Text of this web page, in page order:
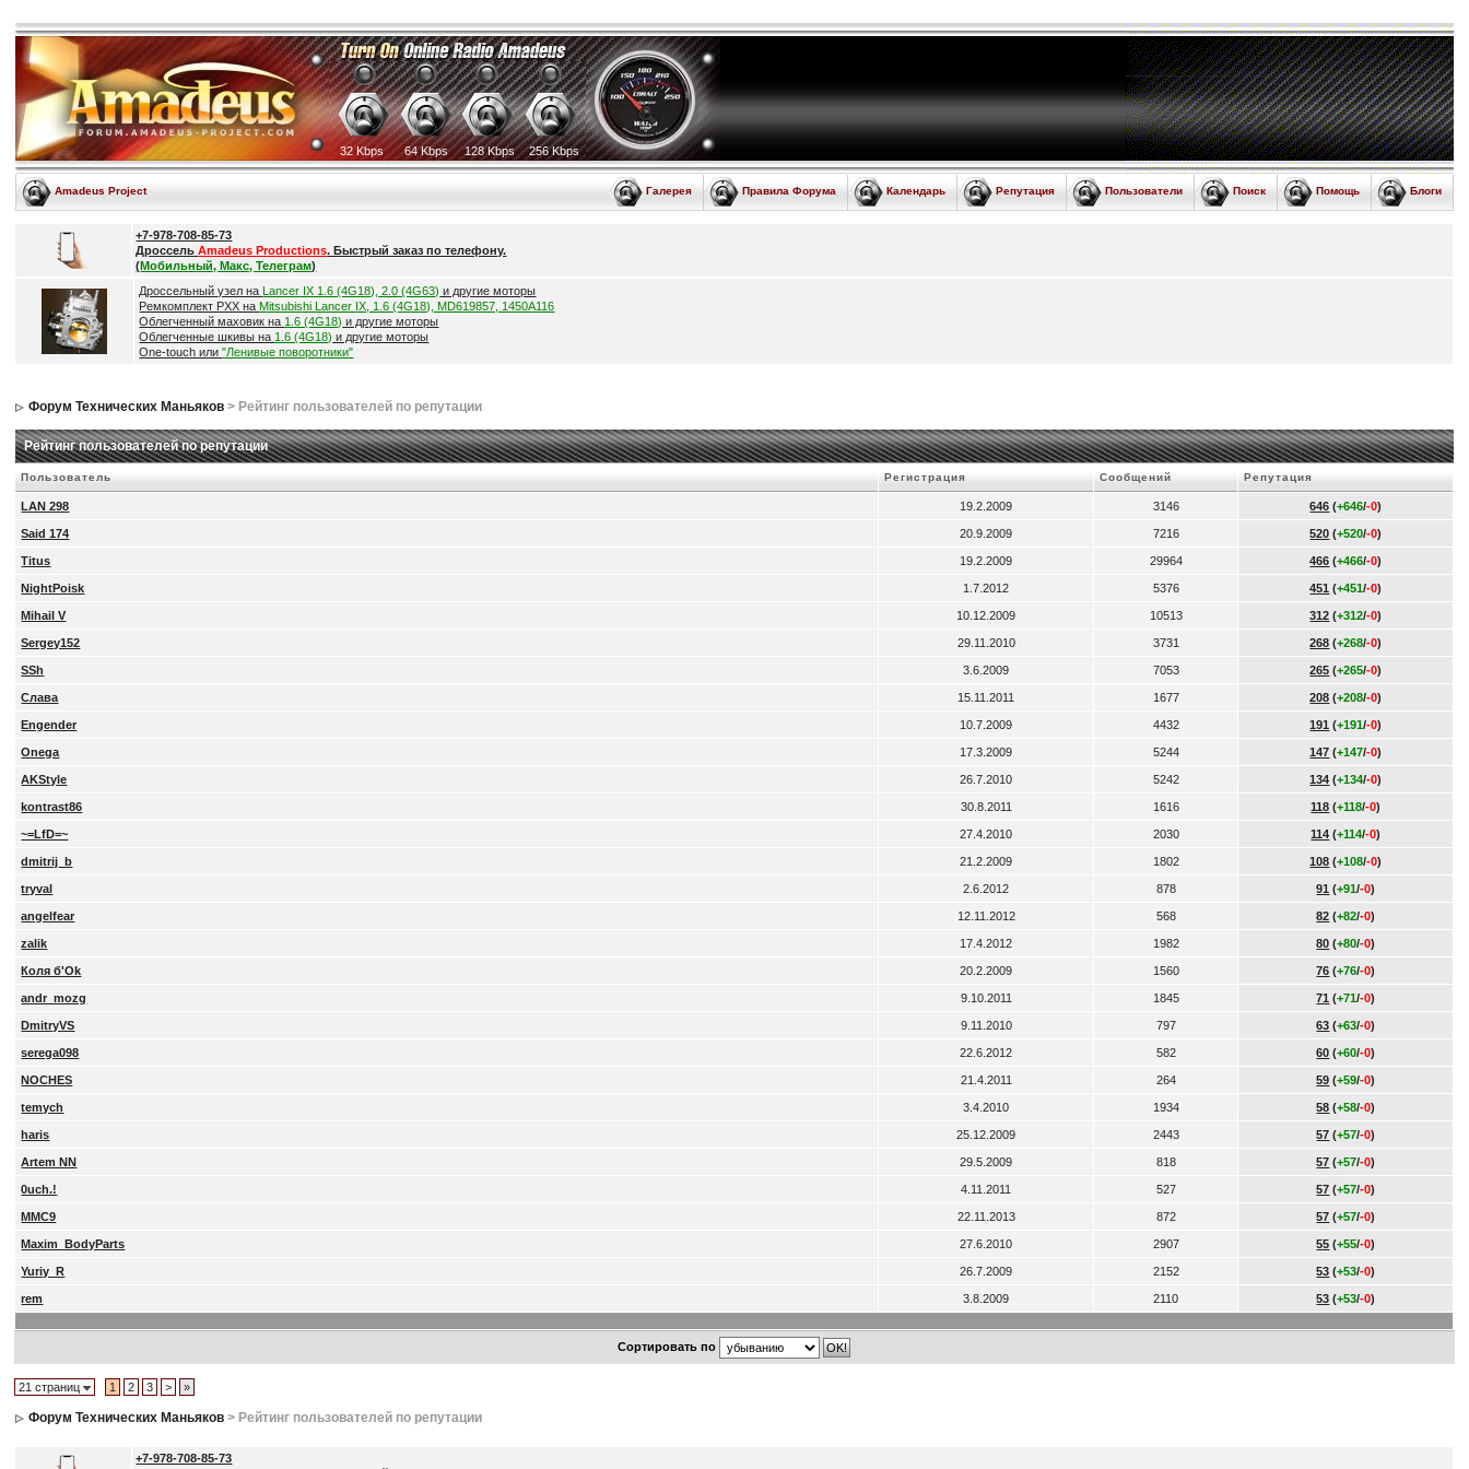
32 Kbps 64 Kbps 128 Kbps 256 Kbps
Amadeus Project Блоги
Помощь
Поиск
Пользователи
Репутация
Календарь
Правила Форума
Галерея
+7-978-708-85-73
ДроссельAmadeus Productions. Быстрый заказ по телефону.
(Мобильный, Макс, Телеграм)
Дроссельный узел на Lancer IX 1.6 (4G18), 2.0 (4G63) и другие моторы
Ремкомплект РХХ на Mitsubishi Lancer IX, 1.6 (4G18), MD619857, 1450A116
Облегченный маховик на 1.6 (4G18) и другие моторы
Облегченные шкивы на 1.6 (4G18) и другие моторы
One-touch или"Ленивые поворотники"
Форум Технических Маньяков > Рейтинг пользователей по репутации
Рейтинг пользователей по репутации
Пользователь Регистрация Сообщений Репутация
LAN 298 19.2.2009 3146 646 (+646/-0)
Said 174 20.9.2009 7216 520 (+520/-0)
Titus 19.2.2009 29964 466 (+466/-0)
NightPoisk 1.7.2012 5376 451 (+451/-0)
Mihail V 10.12.2009 10513 312 (+312/-0)
Sergey152 29.11.2010 3731 268 (+268/-0)
SSh 3.6.2009 7053 265 (+265/-0)
Слава 15.11.2011 1677 208 (+208/-0)
Engender 10.7.2009 4432 191 (+191/-0)
Onega 17.3.2009 5244 147 (+147/-0)
AKStyle 26.7.2010 5242 134 (+134/-0)
kontrast86 30.8.2011 1616 118 (+118/-0)
~=LfD=~ 27.4.2010 2030 114 (+114/-0)
dmitrij_b 21.2.2009 1802 108 (+108/-0)
tryval 2.6.2012 878 91 (+91/-0)
angelfear 12.11.2012 568 82 (+82/-0)
zalik 17.4.2012 1982 80 (+80/-0)
Коля б'Ok 20.2.2009 1560 76 (+76/-0)
andr_mozg 9.10.2011 1845 71 (+71/-0)
DmitryVS 9.11.2010 797 63 (+63/-0)
serega098 22.6.2012 582 60 (+60/-0)
NOCHES 21.4.2011 264 59 (+59/-0)
temych 3.4.2010 1934 58 (+58/-0)
haris 25.12.2009 2443 57 (+57/-0)
Artem NN 29.5.2009 818 57 (+57/-0)
0uch.! 4.11.2011 527 57 (+57/-0)
MMC9 22.11.2013 872 57 (+57/-0)
Maxim_BodyParts 27.6.2010 2907 55 (+55/-0)
Yuriy_R 26.7.2009 2152 53 (+53/-0)
rem 3.8.2009 2110 53 (+53/-0)
Сортировать по
21 страниц 1 2 3 > »
Форум Технических Маньяков > Рейтинг пользователей по репутации
+7-978-708-85-73